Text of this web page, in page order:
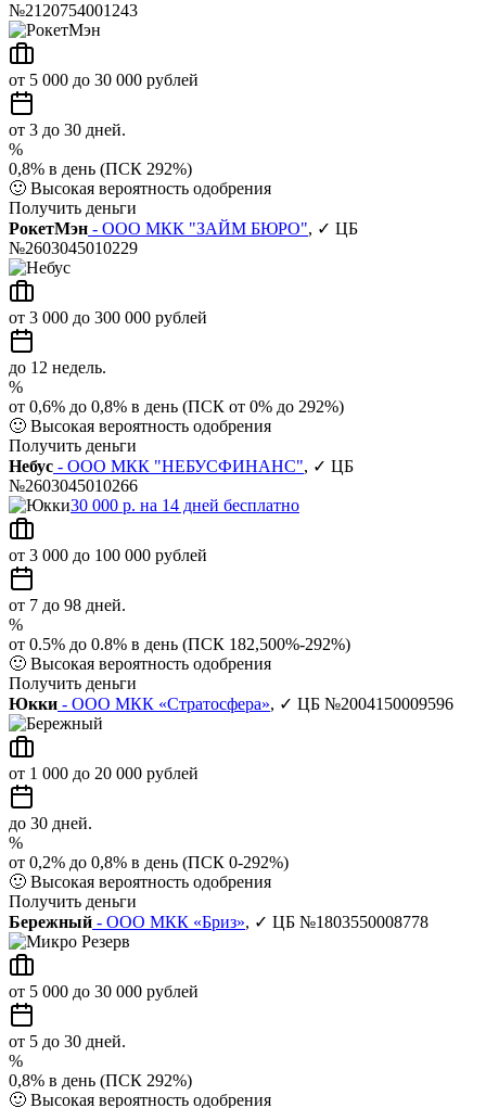
№2120754001243
от 5 000 до 30 000 рублей
от 3 до 30 дней.
%
0,8% в день (ПСК 292%)
🙂 Высокая вероятность одобрения
Получить деньги
РокетМэн - ООО МКК "ЗАЙМ БЮРО", ✓ ЦБ
№2603045010229
от 3 000 до 300 000 рублей
до 12 недель.
%
от 0,6% до 0,8% в день (ПСК от 0% до 292%)
🙂 Высокая вероятность одобрения
Получить деньги
Небус - ООО МКК "НЕБУСФИНАНС", ✓ ЦБ
№2603045010266
30 000 р. на 14 дней бесплатно
от 3 000 до 100 000 рублей
от 7 до 98 дней.
%
от 0.5% до 0.8% в день (ПСК 182,500%-292%)
🙂 Высокая вероятность одобрения
Получить деньги
Юкки - ООО МКК «Стратосфера», ✓ ЦБ №2004150009596
от 1 000 до 20 000 рублей
до 30 дней.
%
от 0,2% до 0,8% в день (ПСК 0-292%)
🙂 Высокая вероятность одобрения
Получить деньги
Бережный - ООО МКК «Бриз», ✓ ЦБ №1803550008778
от 5 000 до 30 000 рублей
от 5 до 30 дней.
%
0,8% в день (ПСК 292%)
🙂 Высокая вероятность одобрения